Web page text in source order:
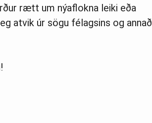
rætt um nýaflokna leiki eða
atvik úr sögu félagsins og annað